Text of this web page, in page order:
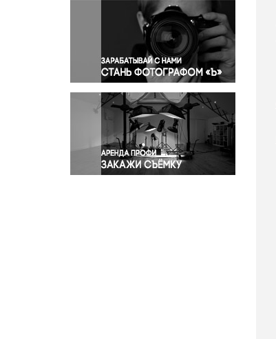
Окружающая среда
Политика
Правосудие
Происшествия и конфликты
Религия
Светская жизнь
Спорт
Экология
Экономика и бизнес